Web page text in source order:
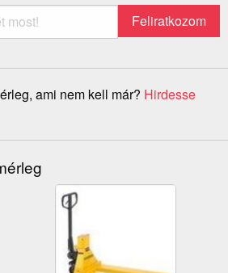
ami nem kell már? Hirdesse